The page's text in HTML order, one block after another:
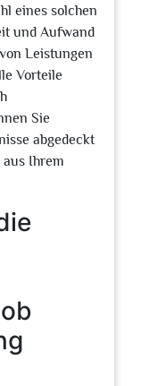
eines solchen
und Aufwand
Leistungen
Vorteile
Sie
abgedeckt
Ihrem